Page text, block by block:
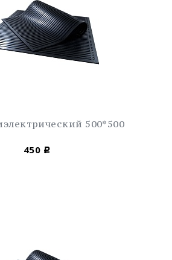
500*500
450 Р